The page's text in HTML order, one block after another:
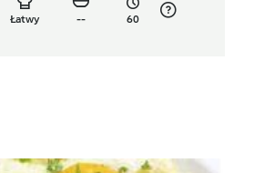
Łatwy -- 60